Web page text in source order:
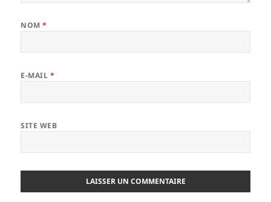
NOM*
E-MAIL *
SITE WEB